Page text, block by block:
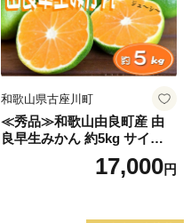
和歌山県古座川町
≪秀品≫和歌山由良町産 由
良早生みかん 約5kg サイズお
まかせ【sml106C】17,000円